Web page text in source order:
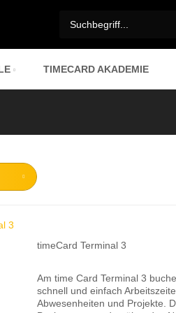
TIMECARD AKADEMIE
LOHN
JAHRESLIZENZEN
AU
AU
JAHRESLIZENZEN
6
timeCard Terminal 3
Am time Card Terminal 3
schnell und einfach
Abwesenheiten und Projekte.